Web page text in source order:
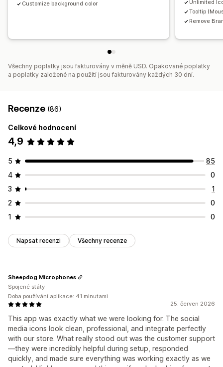
Domovská stránka Vstupní stránky
Stránky produktů
Customize background color
Unlimited
Tooltip
Remove
Všechny poplatky jsou fakturovány v měně USD. Opakované poplatky
a poplatky založené na použití jsou fakturovány každých 30 dní.
Recenze (86)
Celkové hodnocení
4,9
5
85
4
0
3
1
2
0
1
0
Napsat recenzi Všechny recenze
25. červen 2026
This app was exactly what we were looking for. The social
media icons look clean, professional, and integrate perfectly
with our store. What really stood out was the customer support
—they were incredibly helpful during setup, responded
quickly, and made sure everything was working exactly as we
Sheepdog Microphones
Spojené státy
Doba používání aplikace: 41 minutami